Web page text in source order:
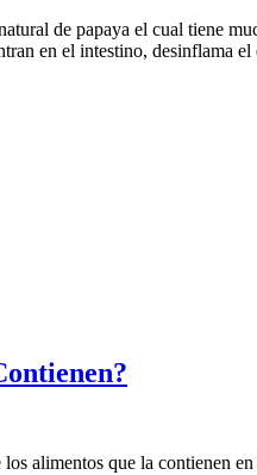
de papaya el cual tiene
en el intestino, desinflama
alimentos que la contienen